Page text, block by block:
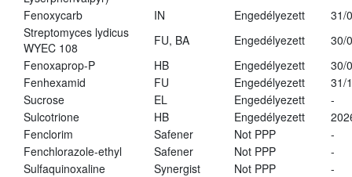
Fenoxycarb IN Engedélyezett
31/
Streptomyces lydicus
WYEC 108
FU, BA Engedélyezett
30/
Fenoxaprop-P
HB Engedélyezett
30/
Fenhexamid
FU Engedélyezett
31/
Sucrose
EL Engedélyezett
-
Sulcotrione
HB Engedélyezett
Fenclorim
Safener Not PPP
-
Fenchlorazole-ethyl
Safener Not PPP
-
Sulfaquinoxaline
Synergist Not PPP
-